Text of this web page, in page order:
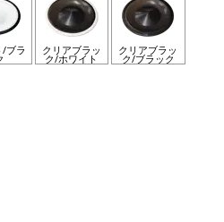
/ブラ クリアブラッ
ク/ホワイト
クリアブラッ
ク/ブラック